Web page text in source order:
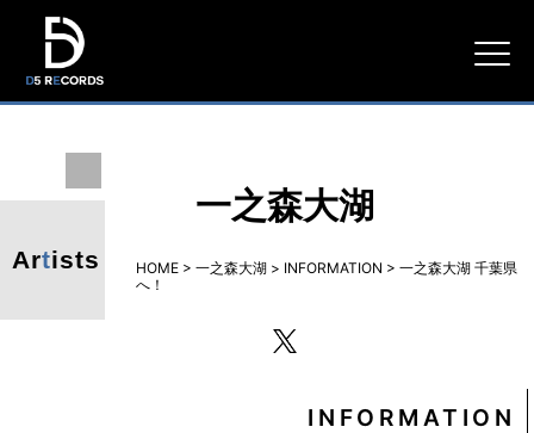
D5
Artists
一之森大湖
HOME> 一之森大湖> INFORMATION > 一之森大湖 千葉県
へ！
INFORMATION